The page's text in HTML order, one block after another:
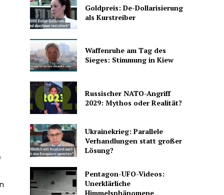
Goldpreis: De-Dollarisierung
als Kurstreiber
Waffenruhe am Tag des
Sieges: Stimmung in Kiew
Russischer NATO-Angriff
2029: Mythos oder Realität?
Ukrainekrieg: Parallele
Verhandlungen statt großer
Lösung?
Pentagon-UFO-Videos:
Unerklärliche
Himmelsphänomene